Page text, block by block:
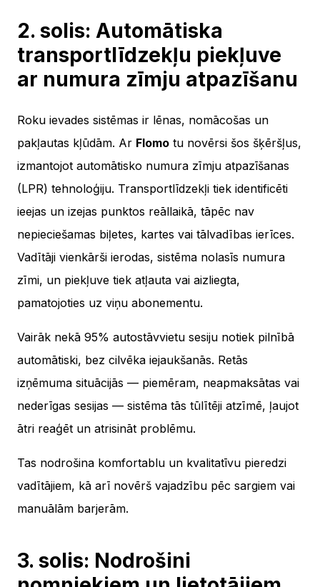
2. solis: Automātiska
transportlīdzekļu piekļuve
ar numura zīmju atpazīšanu
Roku ievades sistēmas ir lēnas, nomācošas un
pakļautas kļūdām. Ar Flomo tu novērsi šos šķēršļus,
izmantojot automātisko numura zīmju atpazīšanas
(LPR) tehnoloģiju. Transportlīdzekļi tiek identificēti
ieejas un izejas punktos reāllaikā, tāpēc nav
nepieciešamas biļetes, kartes vai tālvadības ierīces.
Vadītāji vienkārši ierodas, sistēma nolasīs numura
zīmi, un piekļuve tiek atļauta vai aizliegta,
pamatojoties uz viņu abonementu.
Vairāk nekā 95% autostāvvietu sesiju notiek pilnībā
automātiski, bez cilvēka iejaukšanās. Retās
izņēmuma situācijās — piemēram, neapmaksātas vai
nederīgas sesijas — sistēma tās tūlītēji atzīmē, ļaujot
ātri reaģēt un atrisināt problēmu.
Tas nodrošina komfortablu un kvalitatīvu pieredzi
vadītājiem, kā arī novērš vajadzību pēc sargiem vai
manuālām barjerām.
3. solis: Nodrošini